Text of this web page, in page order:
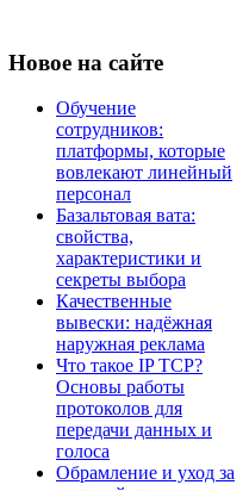
Новое на сайте
Обучение
сотрудников:
платформы, которые
вовлекают линейный
персонал
Базальтовая вата:
свойства,
характеристики и
секреты выбора
Качественные
вывески: надёжная
наружная реклама
Что такое IP TCP?
Основы работы
протоколов для
передачи данных и
голоса
Обрамление и уход за